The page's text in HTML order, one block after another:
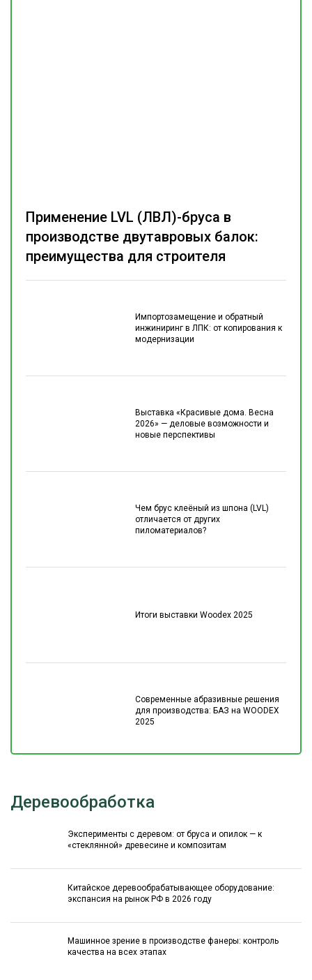
Импортозамещение и обратный
инжиниринг в ЛПК: от копирования к
модернизации
Выставка «Красивые дома. Весна
2026» — деловые возможности и
новые перспективы
Чем брус клеёный из шпона (LVL)
отличается от других
пиломатериалов?
Итоги выставки Woodex 2025
Современные абразивные решения
для производства: БАЗ на WOODEX
2025
Применение LVL (ЛВЛ)-бруса в
производстве двутавровых балок:
преимущества для строителя
Деревообработка
Эксперименты с деревом: от бруса и опилок — к
«стеклянной» древесине и композитам
Китайское деревообрабатывающее оборудование:
экспансия на рынок РФ в 2026 году
Машинное зрение в производстве фанеры: контроль
качества на всех этапах